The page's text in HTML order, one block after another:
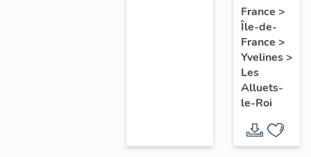
de
l'église
Saint-
Nicolas
paroissiale
Saint-
Nicolas
France >
Île-de-
France >
Yvelines>
Les
Alluets-
le-Roi